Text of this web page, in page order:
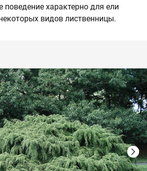
поведение характерно для ели
видов лиственницы.